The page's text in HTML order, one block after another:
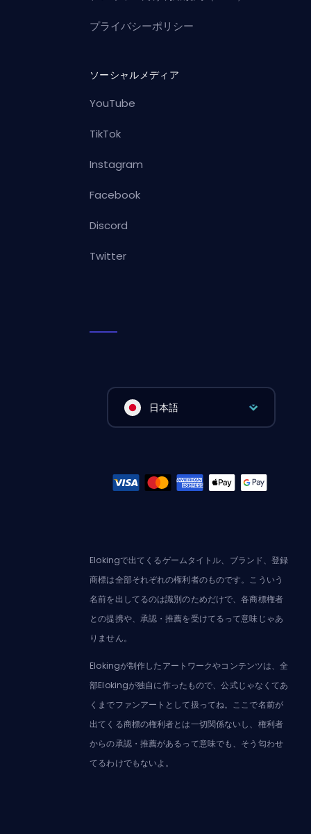
プライバシーポリシー
ソーシャルメディア
YouTube
TikTok
Instagram
Facebook
Discord
Twitter
日本語
Elokingで出てくるゲームタイトル、ブランド、登録
商標は全部それぞれの権利者のものです。こういう
名前を出してるのは識別のためだけで、各商標権者
との提携や、承認・推薦を受けてるって意味じゃあ
りません。
Elokingが制作したアートワークやコンテンツは、全
部Elokingが独自に作ったもので、公式じゃなくてあ
くまでファンアートとして扱ってね。ここで名前が
出てくる商標の権利者とは一切関係ないし、権利者
からの承認・推薦があるって意味でも、そう匂わせ
てるわけでもないよ。